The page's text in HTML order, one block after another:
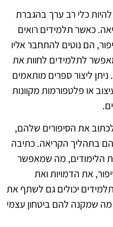
כלי רב ערך בהגברת
כאשר תלמידים רואים
הם נוטים להתחבר אליו
לתלמידים לחוות את
ליצור ספרים מותאמים
או פלטפורמות מקוונות
את הסיפורים שלהם,
בתהליך הקריאה. כתיבה
הלימודים, מה שמאפשר
את הדמויות ואת
יכולים גם לשתף את
שמקנה להם ביטחון עצמי